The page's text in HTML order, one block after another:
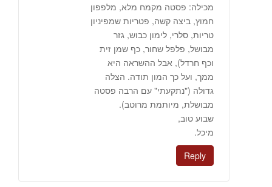
מכילה: פסטה מקמח מלא, מלפפון
חמוץ, ביצה קשה, פטריות שמפיניון
טריות, סלרי, לימון כבוש, גזר
מבושל, פלפל שחור, כף שמן זית
וכף חרדל), אבל ההשראה היא
ממך, ועל כך המון תודה. הצלה
גדולה ("נתקעתי" עם הרבה פסטה
מבושלת, מיותמת מרוטב).
שבוע טוב,
מיכל.
Reply